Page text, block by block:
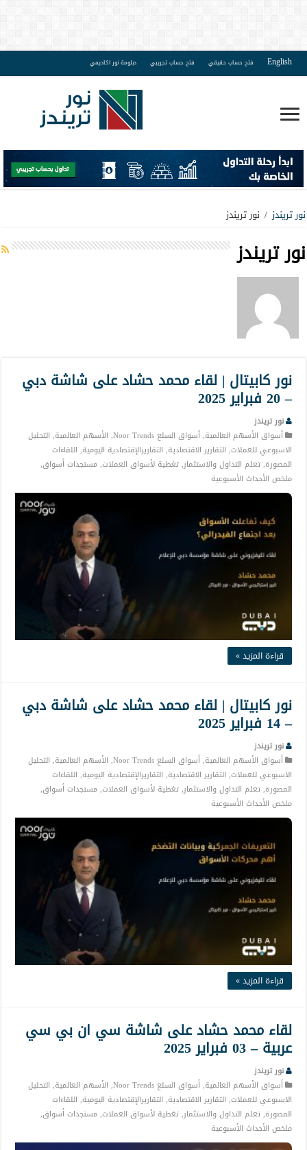
English فتح حساب حقيقي فتح حساب تجريبي دبلومة نور اكاديمي
نور تريندز / نور تريندز
نور تريندز
نور كابيتال | لقاء محمد حشاد على شاشة دبي
– 20 فبراير 2025
نور تريندز
أسواق الأسهم العالمية,أسواق السلع Noor Trends , الأسهم العالمية, التحليل
الاسبوعي للعملات, التقارير الاقتصادية, التقاريرالإقتصادية اليومية, اللقاءات
المصورة,تعلم التداول والاستثمار,تغطية لأسواق العملات,مستجدات أسواق,
ملخص الأحداث الأسبوعية
قراءة المزيد »
نور كابيتال | لقاء محمد حشاد على شاشة دبي
– 14 فبراير 2025
نور تريندز
أسواق الأسهم العالمية,أسواق السلع Noor Trends , الأسهم العالمية, التحليل
الاسبوعي للعملات, التقارير الاقتصادية, التقاريرالإقتصادية اليومية, اللقاءات
المصورة,تعلم التداول والاستثمار,تغطية لأسواق العملات,مستجدات أسواق,
ملخص الأحداث الأسبوعية
قراءة المزيد »
لقاء محمد حشاد على شاشة سي ان بي سي
عربية – 03 فبراير 2025
نور تريندز
أسواق الأسهم العالمية,أسواق السلع Noor Trends , الأسهم العالمية, التحليل
الاسبوعي للعملات, التقارير الاقتصادية, التقاريرالإقتصادية اليومية, اللقاءات
المصورة,تعلم التداول والاستثمار,تغطية لأسواق العملات,مستجدات أسواق,
ملخص الأحداث الأسبوعية